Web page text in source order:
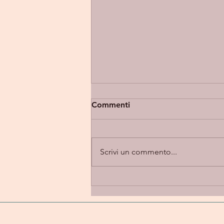
introspezione e alternative
rock in una dimensione
Commenti
Scrivi un commento...